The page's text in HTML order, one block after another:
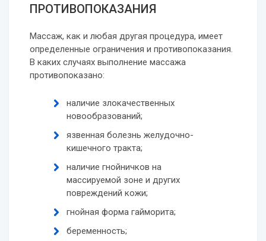
ПРОТИВОПОКАЗАНИЯ
Массаж, как и любая другая процедура, имеет
определенные ограничения и противопоказания.
В каких случаях выполнение массажа
противопоказано:
наличие злокачественных
новообразований;
язвенная болезнь желудочно-
кишечного тракта;
наличие гнойничков на
массируемой зоне и других
повреждений кожи;
гнойная форма гайморита;
беременность;